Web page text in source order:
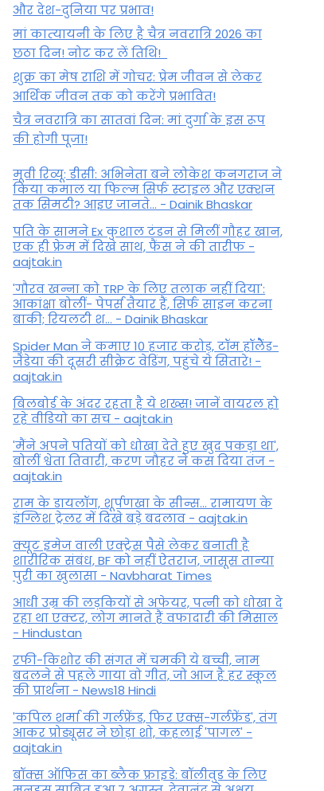
और देश-दुनिया पर प्रभाव!
मां कात्‍यायनी के लिए है चैत्र नवरात्रि 2026 का
छठा दिन! नोट कर लें तिथि!
शुक्र का मेष राशि में गोचर: प्रेम जीवन से लेकर
आर्थिक जीवन तक को करेंगे प्रभावित!
चैत्र नवरात्रि का सातवां दिन: मां दुर्गा के इस रूप
की होगी पूजा!
मूवी रिव्यू: डीसी: अभिनेता बने लोकेश कनगराज ने
किया कमाल या फिल्म सिर्फ स्टाइल और एक्शन
तक सिमटी? आइए जानते... - Dainik Bhaskar
पति के सामने Ex कुशाल टंडन से मिलीं गौहर खान,
एक ही फ्रेम में दिखे साथ, फैंस ने की तारीफ -
aajtak.in
'गौरव खन्ना को TRP के लिए तलाक नहीं दिया':
आकांक्षा बोलीं- पेपर्स तैयार हैं, सिर्फ साइन करना
बाकी; रियलटी श... - Dainik Bhaskar
Spider Man ने कमाए 10 हजार करोड़, टॉम हॉलैेंड-
जैंडेया की दूसरी सीक्रेट वेडिंग, पहुंचे ये सितारे! -
aajtak.in
बिलबोर्ड के अंदर रहता है ये शख्स! जानें वायरल हो
रहे वीडियो का सच - aajtak.in
'मैंने अपने पतियों को धोखा देते हुए खुद पकड़ा था',
बोलीं श्वेता तिवारी, करण जौहर ने कस दिया तंज -
aajtak.in
राम के डायलॉग, शूर्पणखा के सीन्स... रामायण के
इंग्लिश ट्रेलर में दिखे बड़े बदलाव - aajtak.in
क्यूट इमेज वाली एक्ट्रेस पैसे लेकर बनाती है
शारीरिक संबंध, BF को नहीं ऐतराज, जासूस तान्‍या
पुरी का खुलासा - Navbharat Times
आधी उम्र की लड़कियों से अफेयर, पत्नी को धोखा दे
रहा था एक्टर, लोग मानते हैं वफादारी की मिसाल
- Hindustan
रफी-किशोर की संगत में चमकी ये बच्ची, नाम
बदलने से पहले गाया वो गीत, जो आज है हर स्कूल
की प्रार्थना - News18 Hindi
'कपिल शर्मा की गर्लफ्रेंड, फिर एक्स-गर्लफ्रेंड', तंग
आकर प्रोड्यूसर ने छोड़ा शो, कहलाई 'पागल' -
aajtak.in
बॉक्स ऑफिस का ब्लैक फ्राइडे: बॉलीवुड के लिए